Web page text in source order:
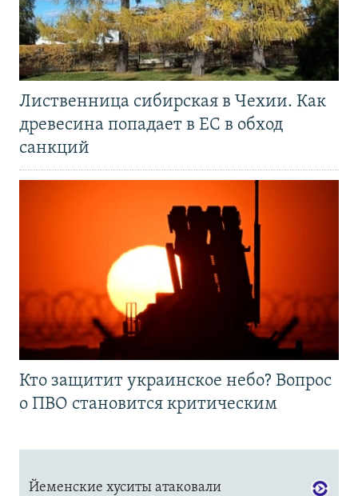
Лиственница сибирская в Чехии. Как
древесина попадает в ЕС в обход
санкций
Кто защитит украинское небо? Вопрос
о ПВО становится критическим